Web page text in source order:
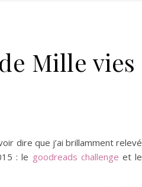
Mille vies
dire que j’ai brillamment relevé
: le goodreads challenge et le